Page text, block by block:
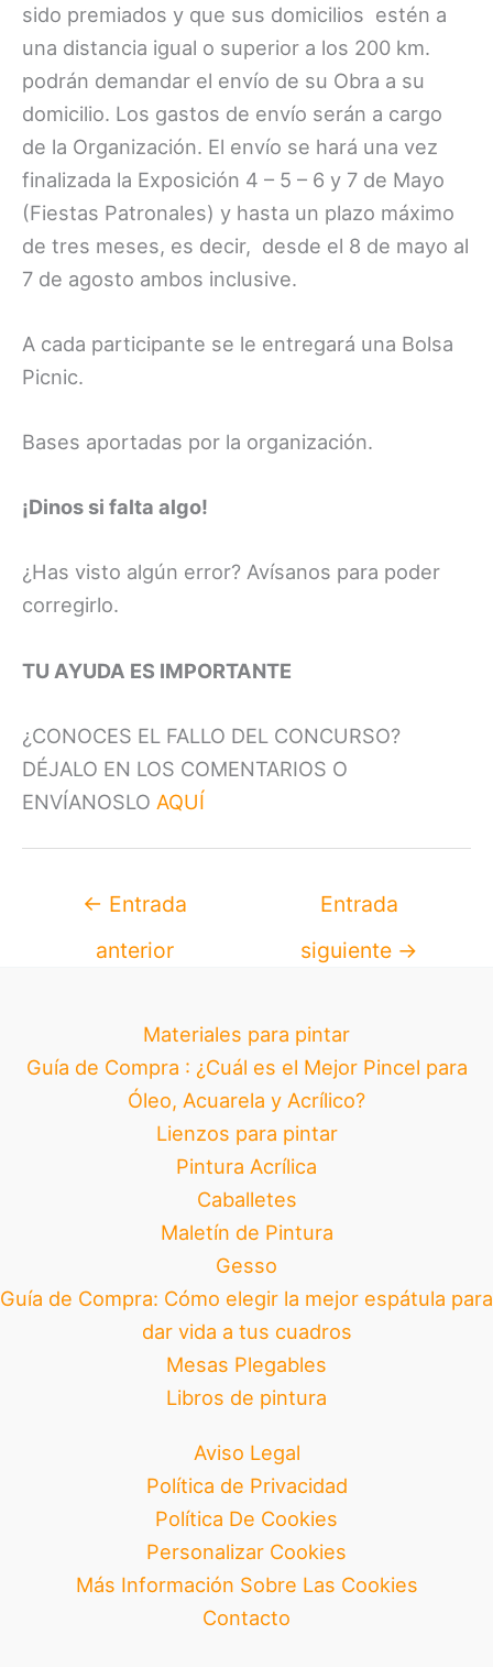
sido premiados y que sus domicilios estén a
una distancia igual o superior a los 200 km.
podrán demandar el envío de su Obra a su
domicilio. Los gastos de envío serán a cargo
de la Organización. El envío se hará una vez
finalizada la Exposición 4 – 5 – 6 y 7 de Mayo
(Fiestas Patronales) y hasta un plazo máximo
de tres meses, es decir, desde el 8 de mayo al
7 de agosto ambos inclusive.
A cada participante se le entregará una Bolsa
Picnic.
Bases aportadas por la organización.
¡Dinos si falta algo!
¿Has visto algún error? Avísanos para poder
corregirlo.
TU AYUDA ES IMPORTANTE
¿CONOCES EL FALLO DEL CONCURSO?
DÉJALO EN LOS COMENTARIOS O
ENVÍANOSLO AQUÍ
← Entrada
anterior
Entrada
siguiente →
Materiales para pintar
Guía de Compra : ¿Cuál es el Mejor Pincel para
Óleo, Acuarela y Acrílico?
Lienzos para pintar
Pintura Acrílica
Caballetes
Maletín de Pintura
Gesso
Guía de Compra: Cómo elegir la mejor espátula para
dar vida a tus cuadros
Mesas Plegables
Libros de pintura
Aviso Legal
Política de Privacidad
Política De Cookies
Personalizar Cookies
Más Información Sobre Las Cookies
Contacto